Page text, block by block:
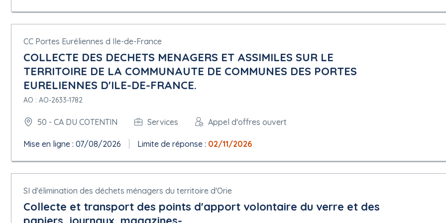
Pas d'accord-cadre
Pas de système d'acquisition dynamique
Enchère électronique : non
Organisation chargée des procédures de recours : Tribunal administratif de Caen
TED eSender : Avenue-Web Systèmes
5.1 Identifiant technique du lot : LOT-0002
concernés le transfert et le stockage du verre
Identifiant interne : 2
5.1.1 Objet
Nature du marché : Services
CC Portes Euréliennes d Ile-de-France
COLLECTE DES DECHETS MENAGERS ET ASSIMILES SUR LE
TERRITOIRE DE LA COMMUNAUTE DE COMMUNES DES PORTES
EURELIENNES D'ILE-DE-FRANCE.
AO : AO-2633-1782
50 - CA DU COTENTIN Services Appel d'offres ouvert
Mise en ligne : 07/08/2026 Limite de réponse : 02/11/2026
SI d'élimination des déchets ménagers du territoire d'Orie
Collecte et transport des points d'apport volontaire du verre et des